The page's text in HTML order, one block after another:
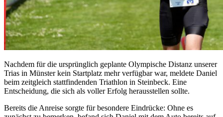
Nachdem für die ursprünglich geplante Olympische Distanz unserer
Trias in Münster kein Startplatz mehr verfügbar war, meldete Daniel
beim zeitgleich stattfindenden Triathlon in Steinbeck. Eine
Entscheidung, die sich als voller Erfolg herausstellen sollte.
Bereits die Anreise sorgte für besondere Eindrücke: Ohne es